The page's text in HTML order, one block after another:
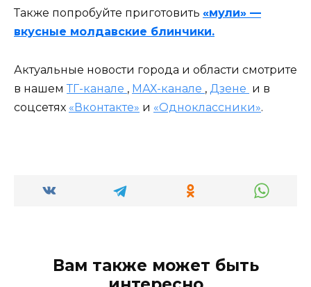
Также попробуйте приготовить «мули» —
вкусные молдавские блинчики.
Актуальные новости города и области смотрите
в нашем ТГ-канале , МАХ-канале , Дзене и в
соцсетях «Вконтакте» и «Одноклассники».
Вам также может быть